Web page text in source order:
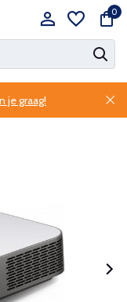
0
je graag!